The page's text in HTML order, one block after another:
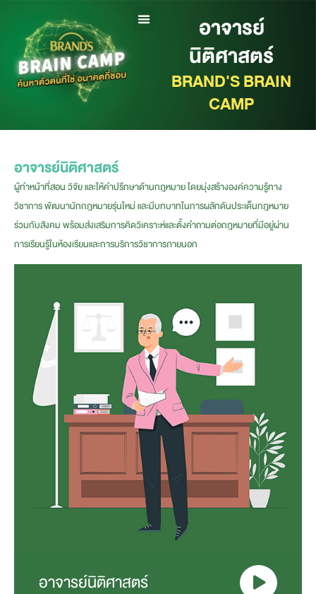
อาจารย์
นิติศาสตร์
BRAND'S BRAIN
CAMP
อาจารย์นิติศาสตร์
ผู้ทำหน้าที่สอน วิจัย และให้คำปรึกษาด้านกฎหมาย โดยมุ่งสร้างองค์ความรู้ทาง
วิชาการ พัฒนานักกฎหมายรุ่นใหม่ และมีบทบาทในการผลักดันประเด็นกฎหมาย
ร่วมกับสังคม พร้อมส่งเสริมการคิดวิเคราะห์และตั้งคำถามต่อกฎหมายที่มีอยู่ผ่าน
การเรียนรู้ในห้องเรียนและการบริการวิชาการภายนอก
อาจารย์นิติศาสตร์